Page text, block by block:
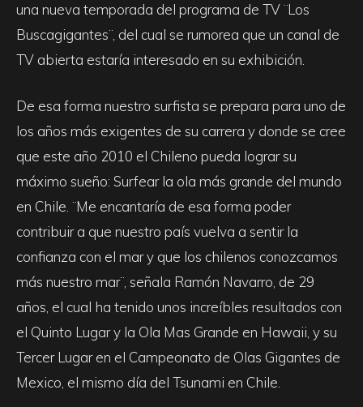
una nueva temporada del programa de TV ¨Los
Buscagigantes¨, del cual se rumorea que un canal de
TV abierta estaría interesado en su exhibición.
De esa forma nuestro surfista se prepara para uno de
los años más exigentes de su carrera y donde se cree
que este año 2010 el Chileno pueda lograr su
máximo sueño: Surfear la ola más grande del mundo
en Chile. ¨Me encantaría de esa forma poder
contribuir a que nuestro país vuelva a sentir la
confianza con el mar y que los chilenos conozcamos
más nuestro mar¨, señala Ramón Navarro, de 29
años, el cual ha tenido unos increíbles resultados con
el Quinto Lugar y la Ola Mas Grande en Hawaii, y su
Tercer Lugar en el Campeonato de Olas Gigantes de
Mexico, el mismo día del Tsunami en Chile.